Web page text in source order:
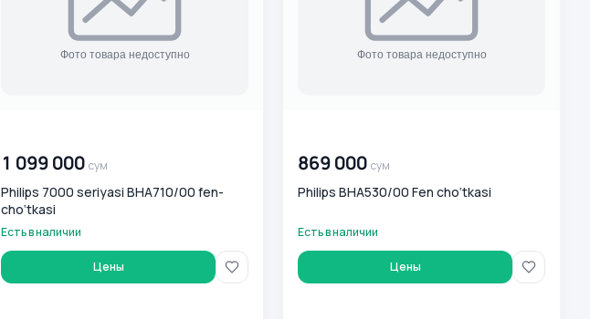
1 099 000 сум
Philips 7000 seriyasi BHA710/00 fen-
cho‘tkasi
Есть в наличии
Цены
869 000 сум
Philips BHA530/00 Fen cho‘tkasi
Есть в наличии
Цены